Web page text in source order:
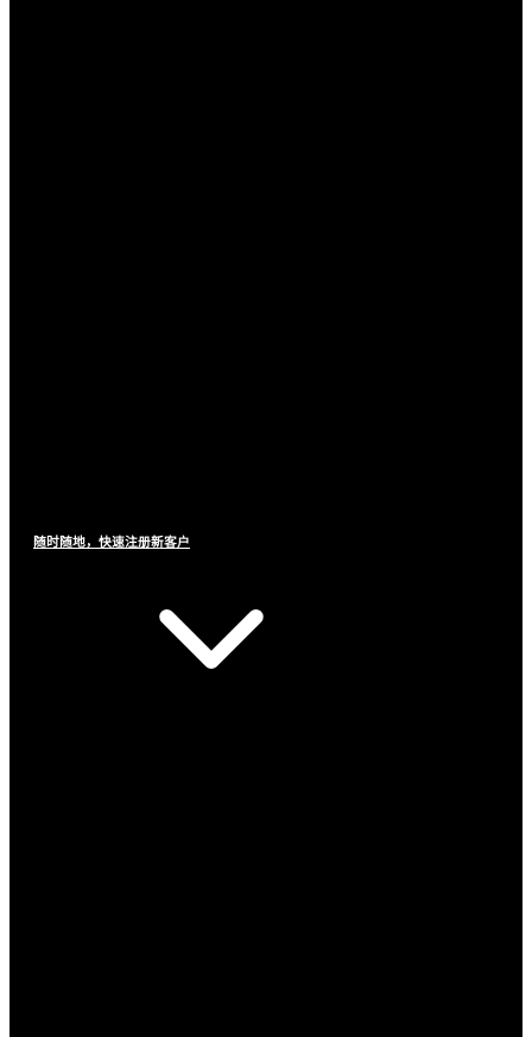
随时随地，快速注册新客户